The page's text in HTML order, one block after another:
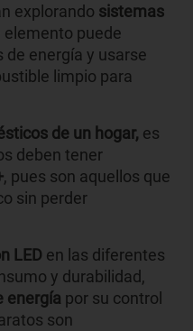
explorando sistemas
elemento puede
energía y usarse
limpio para
de un hogar, es
deben tener
, pues son aquellos que
sin perder
LED en las diferentes
y durabilidad,
energía por su control
son